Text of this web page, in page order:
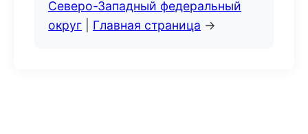
Северо-Западный федеральный
округ
Главная страница →